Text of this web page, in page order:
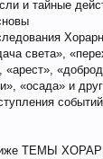
и тайные
света»,
«осада» и
ТЕМЫ